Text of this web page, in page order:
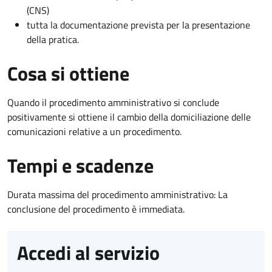
(CNS)
tutta la documentazione prevista per la presentazione
della pratica.
Cosa si ottiene
Quando il procedimento amministrativo si conclude
positivamente si ottiene il cambio della domiciliazione delle
comunicazioni relative a un procedimento.
Tempi e scadenze
Durata massima del procedimento amministrativo: La
conclusione del procedimento è immediata.
Accedi al servizio